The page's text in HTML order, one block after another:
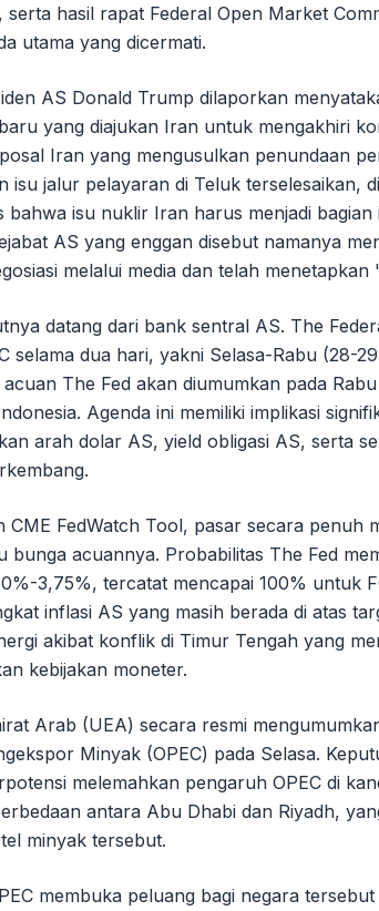
hasil rapat Federal Open Market
utama yang dicermati.
AS Donald Trump dilaporkan
yang diajukan Iran untuk mengakhiri
Iran yang mengusulkan penundaan
isu jalur pelayaran di Teluk terselesaikan,
bahwa isu nuklir Iran harus menjadi
AS yang enggan disebut namanya
melalui media dan telah
datang dari bank sentral AS. The
selama dua hari, yakni Selasa-Rabu (28-
The Fed akan diumumkan pada
Agenda ini memiliki implikasi
arah dolar AS, yield obligasi AS, serta
CME FedWatch Tool, pasar secara penuh
bunga acuannya. Probabilitas The Fed
3,75%, tercatat mencapai 100% untuk
inflasi AS yang masih berada di atas
akibat konflik di Timur Tengah yang
kebijakan moneter.
Arab (UEA) secara resmi
Minyak (OPEC) pada Selasa.
melemahkan pengaruh OPEC di
antara Abu Dhabi dan Riyadh,
minyak tersebut.
membuka peluang bagi negara